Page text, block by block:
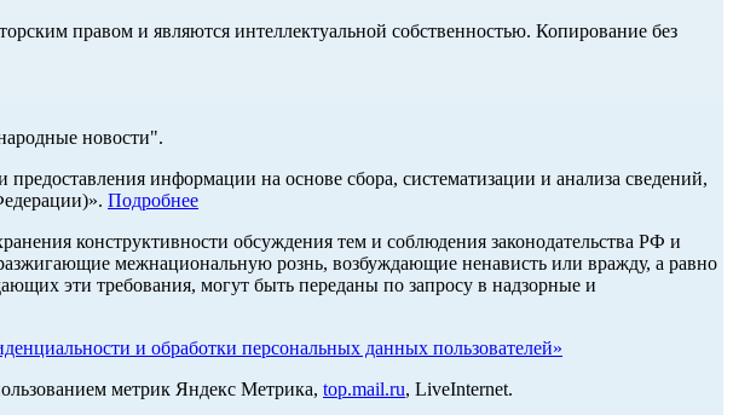
правом и являются интеллектуальной собственностью. Копирование без
новости".
информации на основе сбора, систематизации и анализа сведений,
Подробнее
конструктивности обсуждения тем и соблюдения законодательства РФ и
межнациональную рознь, возбуждающие ненависть или вражду, а равно
эти требования, могут быть переданы по запросу в надзорные и
и обработки персональных данных пользователей»
метрик Яндекс Метрика, top.mail.ru, LiveInternet.